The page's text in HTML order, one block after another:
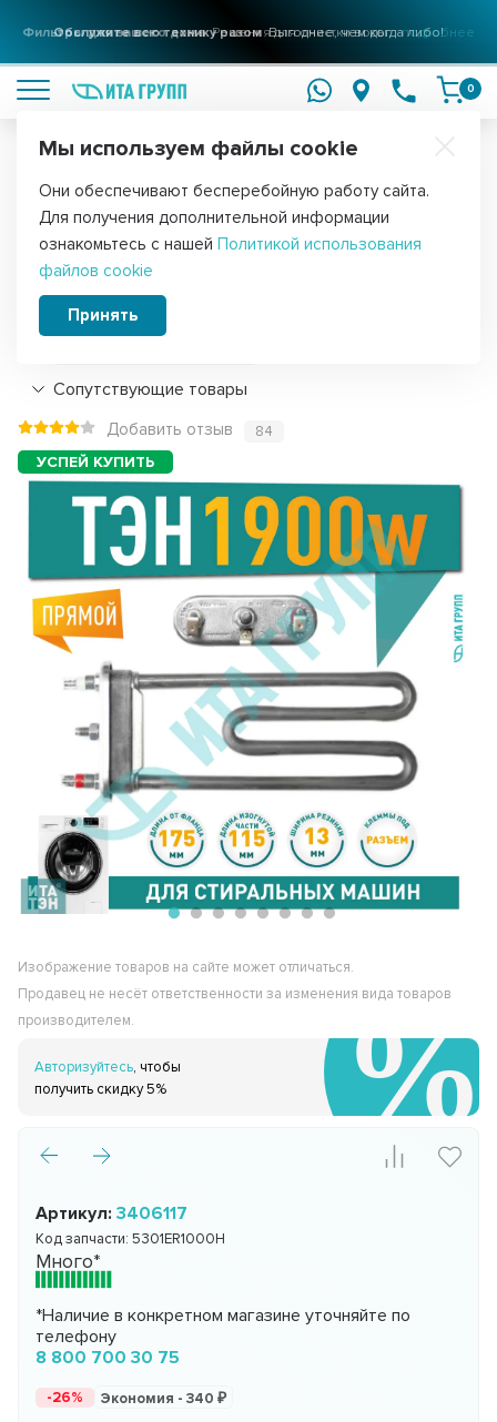
Фильтры для вашего домаРешения для очистки воды подробнее
0
Главная Запчасти для стиральных машин ТЭНы для стиральных
ТЭН 1900W для стиральной машины LG
Direct Drive L175мм, 3406117
Подробнее
Сопутствующие товары
Добавить отзыв 84
Изображение товаров на сайте может отличаться.
Продавец не несёт ответственности за изменения вида товаров
производителем.
Авторизуйтесь, чтобы
получить скидку 5%
Артикул:3406117
Код запчасти:5301ER1000H
Много*
*Наличие в конкретном магазине уточняйте по
телефону
8 800 700 30 75
-26% Экономия -340
Мы используем файлы cookie
Они обеспечивают бесперебойную работу сайта.
Для получения дополнительной информации
ознакомьтесь с нашей Политикой использования
файлов cookie
Принять